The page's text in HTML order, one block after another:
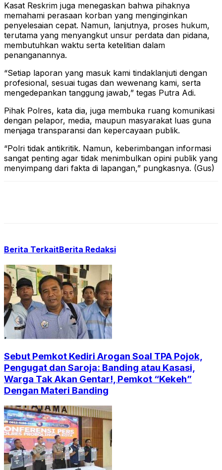
Kasat Reskrim juga menegaskan bahwa pihaknya
memahami perasaan korban yang menginginkan
penyelesaian cepat. Namun, lanjutnya, proses hukum,
terutama yang menyangkut unsur perdata dan pidana,
membutuhkan waktu serta ketelitian dalam
penanganannya.
“Setiap laporan yang masuk kami tindaklanjuti dengan
profesional, sesuai tugas dan wewenang kami, serta
mengedepankan tanggung jawab,” tegas Putra Adi.
Pihak Polres, kata dia, juga membuka ruang komunikasi
dengan pelapor, media, maupun masyarakat luas guna
menjaga transparansi dan kepercayaan publik.
“Polri tidak antikritik. Namun, keberimbangan informasi
sangat penting agar tidak menimbulkan opini publik yang
menyimpang dari fakta di lapangan,” pungkasnya. (Gus)
Berita TerkaitBerita Redaksi
Sebut Pemkot Kediri Arogan Soal TPA Pojok,
Pengugat dan Saroja: Banding atau Kasasi,
Warga Tak Akan Gentar!, Pemkot “Kekeh”
Dengan Materi Banding